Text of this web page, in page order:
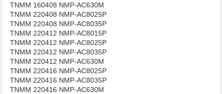
TNMM 160408 NMP-AC630M
TNMM 220408 NMP-AC8025P
TNMM 220408 NMP-AC8035P
TNMM 220412 NMP-AC8015P
TNMM 220412 NMP-AC8025P
TNMM 220412 NMP-AC8035P
TNMM 220412 NMP-AC630M
TNMM 220416 NMP-AC8025P
TNMM 220416 NMP-AC8035P
TNMM 220416 NMP-AC630M